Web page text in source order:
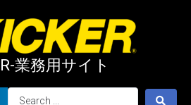
業務用サイト